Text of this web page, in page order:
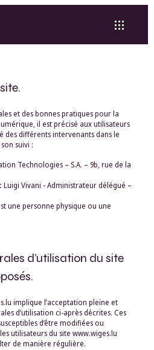
et des bonnes pratiques pour la
il est précisé aux utilisateurs
des différents intervenants dans le
suivi :
Technologies – S.A. – 9b, rue de la
Luigi Vivani - Administrateur délégué –
une personne physique ou une
d’utilisation du site
implique l’acceptation pleine et
d’utilisation ci-après décrites. Ces
d’être modifiées ou
utilisateurs du site www.wiges.lu
de manière régulière.